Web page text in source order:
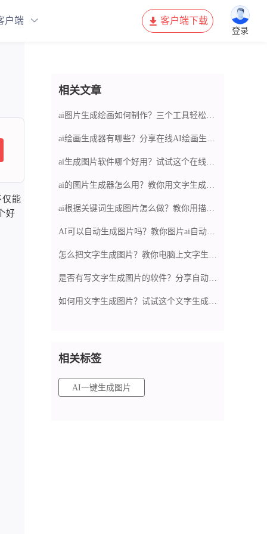
户端 客户端下载
登录
能
好
相关文章
ai图片生成绘画如何制作？三个工具轻松生成AI绘画
ai绘画生成器有哪些？分享在线AI绘画生成工具
ai生成图片软件哪个好用？试试这个在线ai图片工具
ai的图片生成器怎么用？教你用文字生成图片的方法
ai根据关键词生成图片怎么做？教你用描述让ai生成图片方法
AI可以自动生成图片吗？教你图片ai自动生成绘画
怎么把文字生成图片？教你电脑上文字生成图片方法
是否有写文字生成图片的软件？分享自动生成图片工具
如何用文字生成图片？试试这个文字生成图片的网站
相关标签
AI一键生成图片